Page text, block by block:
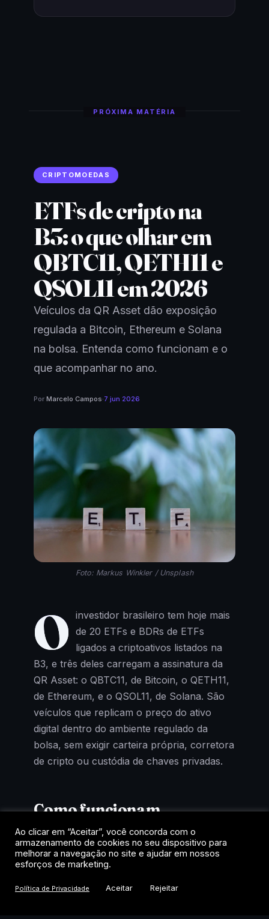
PRÓXIMA MATÉRIA
CRIPTOMOEDAS
ETFs de cripto na
B3: o que olhar em
QBTC11, QETH11 e
QSOL11 em 2026
Veículos da QR Asset dão exposição
regulada a Bitcoin, Ethereum e Solana
na bolsa. Entenda como funcionam e o
que acompanhar no ano.
Por Marcelo Campos·7 jun 2026
Foto: Markus Winkler / Unsplash
O investidor brasileiro tem hoje mais
de 20 ETFs e BDRs de ETFs
ligados a criptoativos listados na
B3, e três deles carregam a assinatura da
QR Asset: o QBTC11, de Bitcoin, o QETH11,
de Ethereum, e o QSOL11, de Solana. São
veículos que replicam o preço do ativo
digital dentro do ambiente regulado da
bolsa, sem exigir carteira própria, corretora
de cripto ou custódia de chaves privadas.
Como funcionam
Cada cota representa uma fração de um
fundo que mantém exposição ao criptoativo
de referência. A negociação acontece no
home broker, como uma ação, com
Ao clicar em “Aceitar”, você concorda com o
armazenamento de cookies no seu dispositivo para
melhorar a navegação no site e ajudar em nossos
esforços de marketing.
Política de Privacidade Aceitar Rejeitar